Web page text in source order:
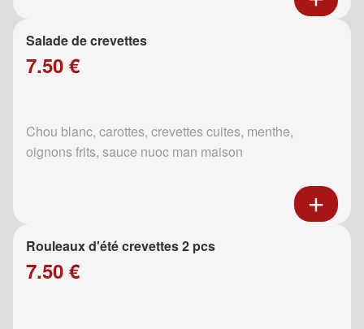
Salade de crevettes
7.50 €
Chou blanc, carottes, crevettes cuites, menthe,
oignons frits, sauce nuoc man maison
Rouleaux d'été crevettes 2 pcs
7.50 €